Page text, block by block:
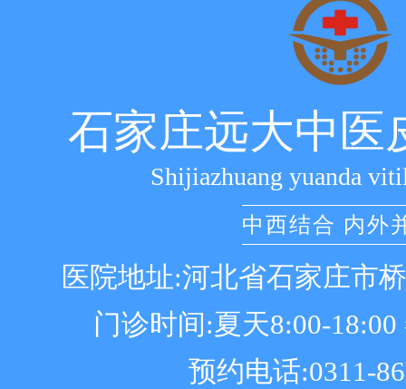
石家庄远大中医
Shijiazhuang yuanda
中西结合 内外
医院地址:河北省石家庄市
门诊时间:夏天8:00-18:00
预约电话:0311-